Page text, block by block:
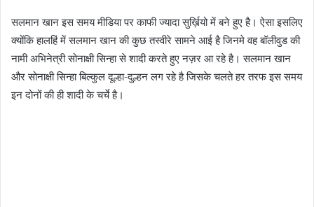
सलमान खान इस समय मीडिया पर काफी ज्यादा सुर्ख़ियो में बने हुए है। ऐसा इसलिए
क्योंकि हालहिं में सलमान खान की कुछ तस्वीरे सामने आई है जिनमे वह बॉलीवुड की
नामी अभिनेत्री सोनाक्षी सिन्हा से शादी करते हुए नज़र आ रहे है। सलमान खान
और सोनाक्षी सिन्हा बिल्कुल दूल्हा-दुल्हन लग रहे है जिसके चलते हर तरफ इस समय
इन दोनों की ही शादी के चर्चे है।